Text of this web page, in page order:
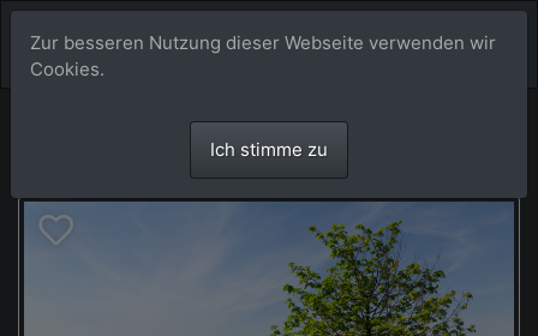
Zur besseren Nutzung dieser Webseite verwenden wir
Cookies.
Ich stimme zu